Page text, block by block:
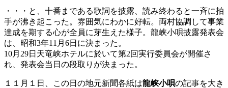
・・・と、十番まである歌詞を披露、読み終わると一斉に拍
手が沸き起こった。雰囲気にわかに好転。両村協調して事業
達成を期する心が全員に芽生えた様子。龍峡小唄披露発表会
は、昭和3年11月6日に決まった。
10月29日天竜峡ホテルに於いて第2回実行委員会が開催さ
れ、発表会当日の段取りが決まった。
１１月１日、この日の地元新聞各紙は龍峡小唄の記事を大き